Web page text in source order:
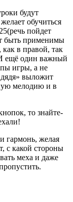
будут
обучиться
пойдет
быть применимы
в правой, так
ещё один важный
игры, а не
выложит
мелодию и в
то знайте-
гармонь, желая
с какой стороны
меха и даже